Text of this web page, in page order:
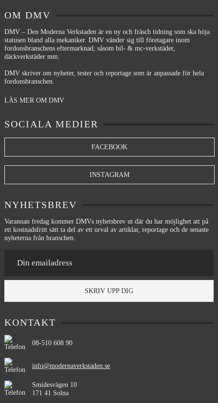
OM DMV
DMV – Den Moderna Verkstaden är en ny och fräsch tidning som ska höja
statusen bland alla mekaniker. DMV vänder sig till företagare inom
fordonsbranschens eftermarknad, såsom bil- & mc-verkstäder,
däckverkstäder mm.
DMV skriver om nyheter, tester och reportage som är anpassade för hela
fordonsbranschen.
LÄS MER OM DMV
SOCIALA MEDIER
FACEBOOK
INSTAGRAM
NYHETSBREV
Varannan fredag kommer DMVs nyhetsbrev ut där du har möjlighet att på
ett kostnadsfritt sätt ta del av ett urval av artiklar, reportage och de senaste
nyheterna från branschen.
SKRIV UPP DIG
KONTAKT
08-510 608 90
info@modernaverkstaden.se
Smidesvägen 10
171 41 Solna